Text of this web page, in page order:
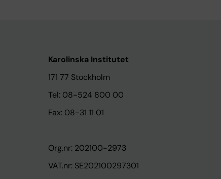
Karolinska Institutet
171 77 Stockholm
Tel: 08-524 800 00
Fax: 08-31 11 01
Org.nr: 202100-2973
VAT.nr: SE202100297301